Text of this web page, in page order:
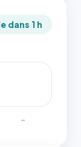
dans 1 h
-